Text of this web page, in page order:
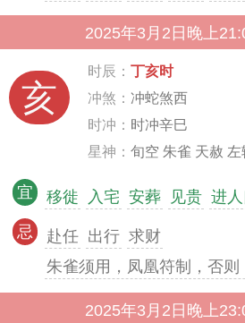
2025年3月2日晚上
亥
时辰： 丁亥时
冲煞： 冲蛇煞西
时冲： 时冲辛巳
星神： 旬空 朱雀 天赦 左
宜 移徙 入宅 安葬 见贵 进人
忌 赴任 出行 求财
朱雀须用，凤凰符制，否则
2025年3月2日晚上